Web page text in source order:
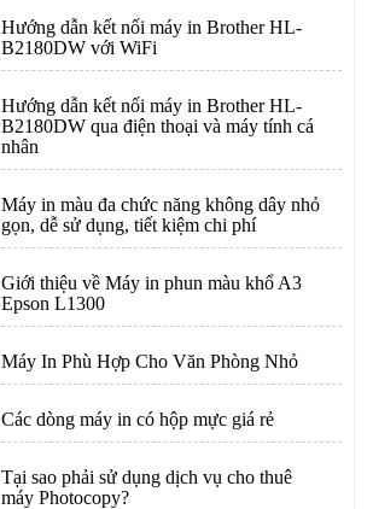
Hướng dẫn kết nối máy in Brother HL-
B2180DW với WiFi
Hướng dẫn kết nối máy in Brother HL-
B2180DW qua điện thoại và máy tính cá
nhân
Máy in màu đa chức năng không dây nhỏ
gọn, dễ sử dụng, tiết kiệm chi phí
Giới thiệu về Máy in phun màu khổ A3
Epson L1300
Máy In Phù Hợp Cho Văn Phòng Nhỏ
Các dòng máy in có hộp mực giá rẻ
Tại sao phải sử dụng dịch vụ cho thuê
máy Photocopy?